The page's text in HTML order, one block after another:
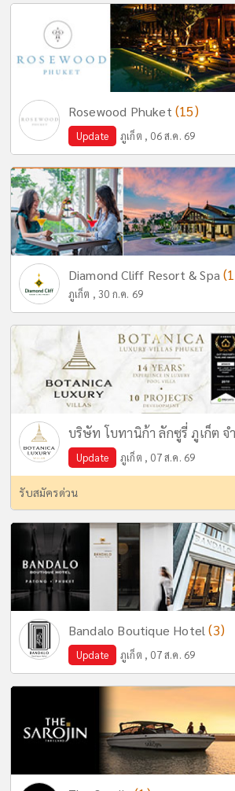
Rosewood Phuket (15)
Update ภูเก็ต , 06 ส.ค. 69
Diamond Cliff Resort & Spa
ภูเก็ต , 30 ก.ค. 69
บริษัท โบทานิก้า ลักซูรี่ ภูเก็ต จ
Update ภูเก็ต , 07 ส.ค. 69
รับสมัครด่วน
Bandalo Boutique Hotel(3)
Update ภูเก็ต , 07 ส.ค. 69